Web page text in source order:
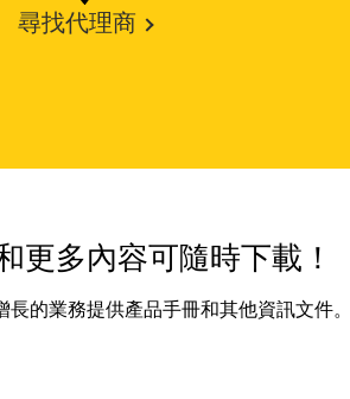
尋找代理商
更多內容可隨時下載！
的業務提供產品手冊和其他資訊文件